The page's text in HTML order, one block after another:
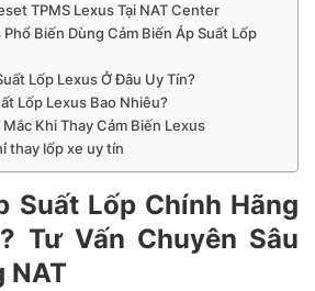
TPMS Lexus Tại NAT Center
Biến Dùng Cảm Biến Áp Suất Lốp
Lốp Lexus Ở Đâu Uy Tín?
Lốp Lexus Bao Nhiêu?
Mắc Khi Thay Cảm Biến Lexus
thay lốp xe uy tín
Suất Lốp Chính Hãng
Tư Vấn Chuyên Sâu
NAT